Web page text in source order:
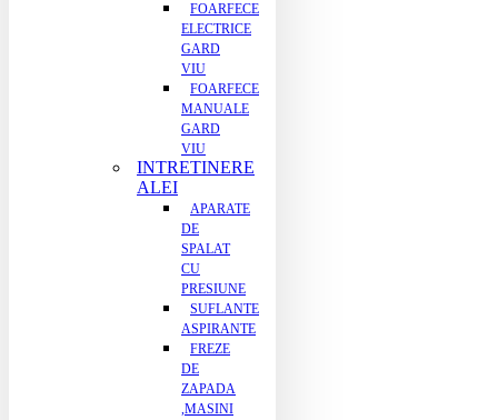
FOARFECE
ELECTRICE
GARD
VIU
FOARFECE
MANUALE
GARD
VIU
INTRETINERE
ALEI
APARATE
DE
SPALAT
CU
PRESIUNE
SUFLANTE
ASPIRANTE
FREZE
DE
ZAPADA
,MASINI